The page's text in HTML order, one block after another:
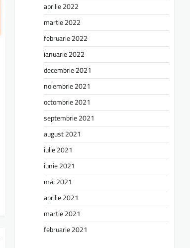
aprilie 2022
martie 2022
februarie 2022
ianuarie 2022
decembrie 2021
noiembrie 2021
octombrie 2021
septembrie 2021
august 2021
iulie 2021
iunie 2021
mai 2021
aprilie 2021
martie 2021
februarie 2021